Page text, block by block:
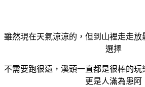
雖然現在天氣涼涼的，但到山裡走走
選擇
不需要跑很遠，溪頭一直都是很棒的玩
更是人滿為患阿